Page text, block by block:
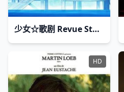
少女☆歌剧 Revue Starlight Rondo Rondo Rondo
HD